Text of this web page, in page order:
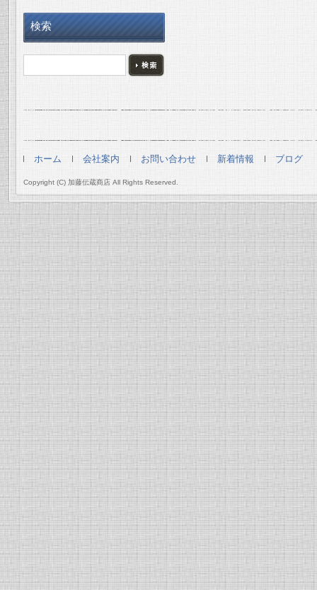
検索
ホーム 会社案内 お問い合わせ 新着情報 ブログ
Copyright (C) 加藤伝蔵商店 All Rights Reserved.